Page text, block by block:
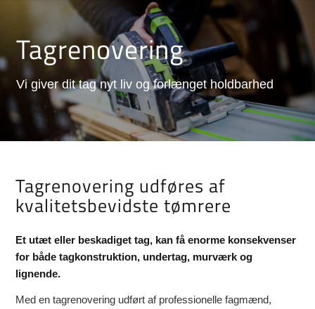
Tagrenovering
Vi giver dit tag nyt liv og forlænget holdbarhed
Tagrenovering udføres af
kvalitetsbevidste tømrere
Et utæt eller beskadiget tag, kan få enorme konsekvenser
for både tagkonstruktion, undertag, murværk og
lignende.
Med en tagrenovering udført af professionelle fagmænd,